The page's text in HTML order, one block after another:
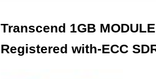
Transcend 1GB
Registered with-ECC